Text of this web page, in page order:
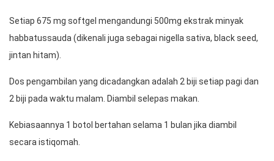
Setiap 675 mg softgel mengandungi 500mg ekstrak minyak
habbatussauda (dikenali juga sebagai nigella sativa, black seed,
jintan hitam).
Dos pengambilan yang dicadangkan adalah 2 biji setiap pagi dan
2 biji pada waktu malam. Diambil selepas makan.
Kebiasaannya 1 botol bertahan selama 1 bulan jika diambil
secara istiqomah.